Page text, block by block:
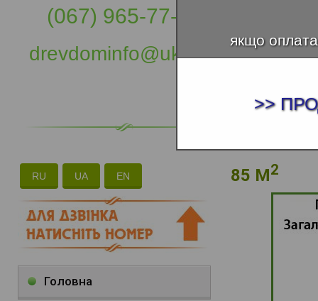
(067) 965-77-57
drevdominfo@ukr.net
RU UA EN
Головна
85 М2
якщо
>>